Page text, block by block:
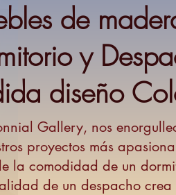
de
y
diseño
Gallery, nos
proyectos más
la comodidad de un
de un despacho crea